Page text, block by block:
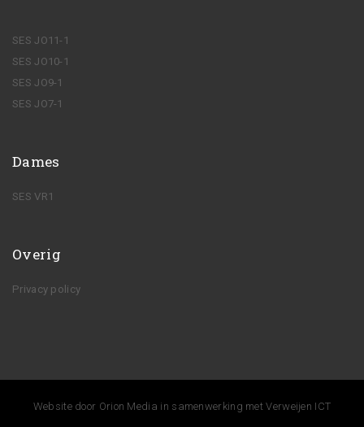
SES JO11-1
SES JO10-1
SES JO9-1
SES JO7-1
Dames
SES VR1
Overig
Privacy policy
Website door Orion Media in samenwerking metVerweijen ICT